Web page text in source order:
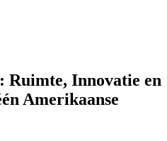
Innovatie en
Amerikaanse